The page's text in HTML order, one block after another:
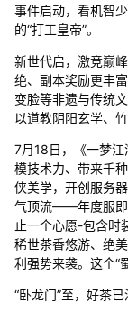
事件启动，看机智
的“打工皇帝”。
新世代启，激竞巅
绝、副本奖励更丰
变脸等非遗与传统
以道教阴阳玄学、
7月18日，《一梦江
模技术力、带来千
侠美学，开创服务
气顶流——年度服即
止一个心愿-包含时
稀世茶香悠游、绝
利强势来袭。这个“
“卧龙门”至，好茶